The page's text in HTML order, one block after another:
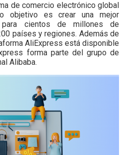
de comercio electrónico global
objetivo es crear una mejor
cientos de millones de
países y regiones. Además de
AliExpress está disponible
forma parte del grupo de
Alibaba.